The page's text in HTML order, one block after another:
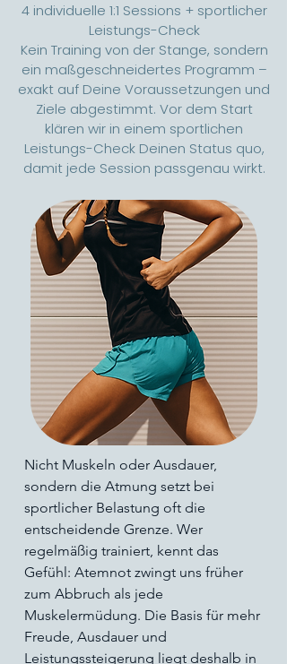
4 individuelle 1:1 Sessions + sportlicher
Leistungs-Check
Kein Training von der Stange, sondern
ein maßgeschneidertes Programm –
exakt auf Deine Voraussetzungen und
Ziele abgestimmt. Vor dem Start
klären wir in einem sportlichen
Leistungs-Check Deinen Status quo,
damit jede Session passgenau wirkt.
Nicht Muskeln oder Ausdauer,
sondern die Atmung setzt bei
sportlicher Belastung oft die
entscheidende Grenze. Wer
regelmäßig trainiert, kennt das
Gefühl: Atemnot zwingt uns früher
zum Abbruch als jede
Muskelermüdung. Die Basis für mehr
Freude, Ausdauer und
Leistungssteigerung liegt deshalb in